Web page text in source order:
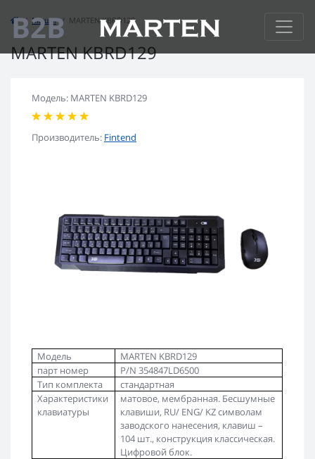
B2B
Мыши MARTEN KBRD129
MARTEN KBRD129
Модель: MARTEN KBRD129
Производитель: Fintend
Модель
MARTEN KBRD129
парт номер
P/N 354847LD6500
Тип комплекта
стандартная
Характеристики
клавиатуры
матовое, мембранная. Бесшумные
клавиши, RU/ ENG/ KZсимволам
заводского нанесения, клавиш –
104 шт., конструкция классическая.
Цифровой блок.